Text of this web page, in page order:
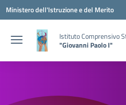
Vai ai contenuti
Vai al menu di navigazione
Vai al footer
Ministero dell'Istruzione e del Merito
Istituto Comprensivo
"Giovanni Paolo I"